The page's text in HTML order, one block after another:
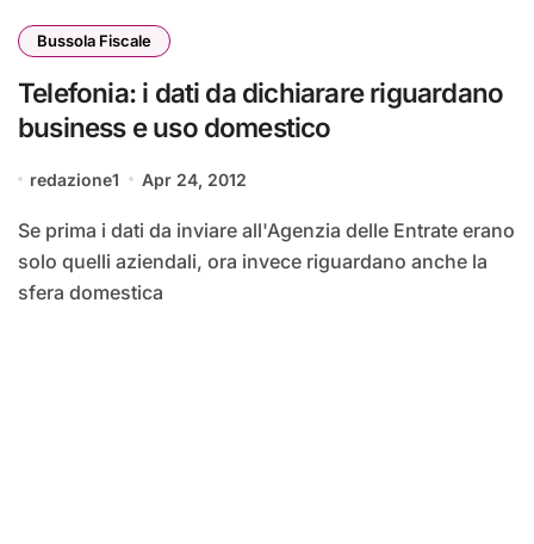
Bussola Fiscale
Telefonia: i dati da dichiarare riguardano
business e uso domestico
redazione1 Apr 24, 2012
Se prima i dati da inviare all'Agenzia delle Entrate erano
solo quelli aziendali, ora invece riguardano anche la
sfera domestica